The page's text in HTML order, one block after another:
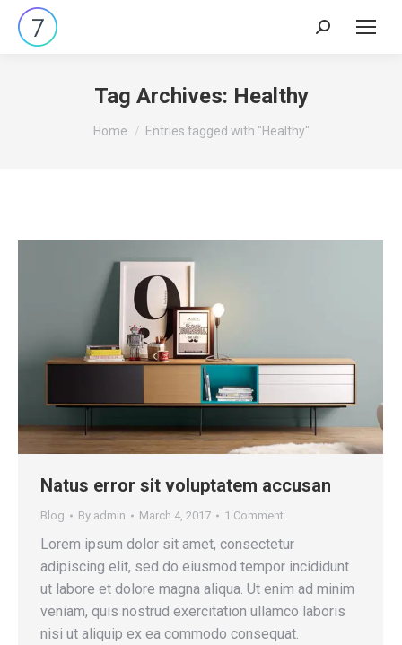
Search:
Tag Archives: Healthy
You are here:
Home Entries tagged with "Healthy"
Natus error sit voluptatem accusan
Blog By admin March 4, 2017 1 Comment
Lorem ipsum dolor sit amet, consectetur
adipiscing elit, sed do eiusmod tempor incididunt
ut labore et dolore magna aliqua. Ut enim ad minim
veniam, quis nostrud exercitation ullamco laboris
nisi ut aliquip ex ea commodo consequat.